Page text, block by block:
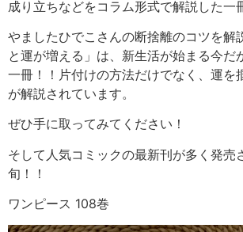
成り立ちなどをコラム形式で解説した一
やましたひでこさんの断捨離のコツを解
と運が増える」は、新生活が始まる今だ
一冊！！片付けの方法だけでなく、運を
が解説されています。
ぜひ手に取ってみてください！
そして人気コミックの最新刊が多く発売
旬！！
ワンピース 108巻